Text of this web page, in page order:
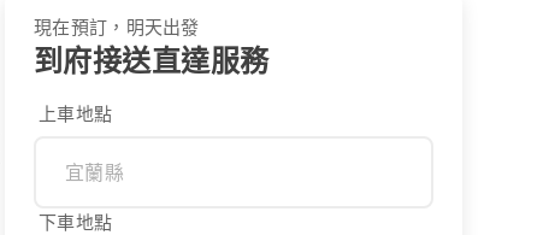
現在預訂，明天出發
到府接送直達服務
上車地點
下車地點